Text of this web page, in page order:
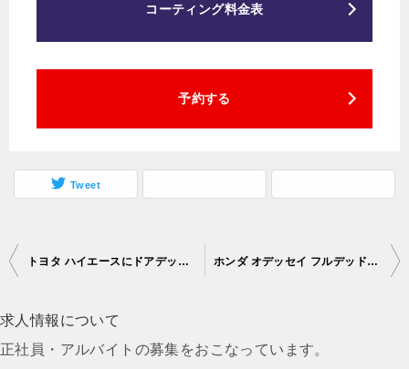
コーティング料金表
予約する
Tweet
投
ナ
ビ
トヨタ ハイエースにドアデッドニングを施工させて頂きました！！！！ ホンダ オデッセイ フルデッドニングのご紹介です！！！
求人情報について
正社員・アルバイトの募集をおこなっています。